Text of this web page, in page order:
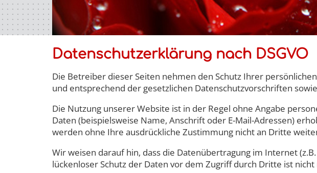
Datenschutzerklärung nach DSGVO
Die Betreiber dieser Seiten nehmen den Schutz Ihrer
und entsprechend der gesetzlichen Datenschutzvorschriften
Die Nutzung unserer Website ist in der Regel ohne Angabe
Daten (beispielsweise Name, Anschrift oder E-Mail-Adressen)
werden ohne Ihre ausdrückliche Zustimmung nicht an Dritte
Wir weisen darauf hin, dass die Datenübertragung im Internet
lückenloser Schutz der Daten vor dem Zugriff durch Dritte ist nicht